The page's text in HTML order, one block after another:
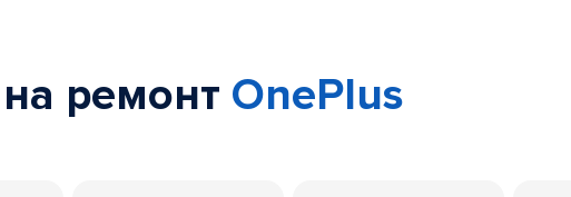
ремонт OnePlus